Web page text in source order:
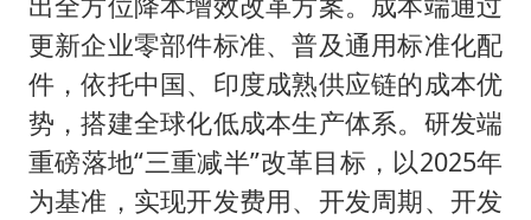
更新企业零部件标准、普及通用标准化配
件，依托中国、印度成熟供应链的成本优
势，搭建全球化低成本生产体系。研发端
重磅落地“三重减半”改革目标，以2025年
为基准，实现开发费用、开发周期、开发